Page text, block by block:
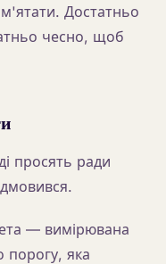
Достатньо
чесно, щоб
просять ради
— вимірювана
порогу, яка